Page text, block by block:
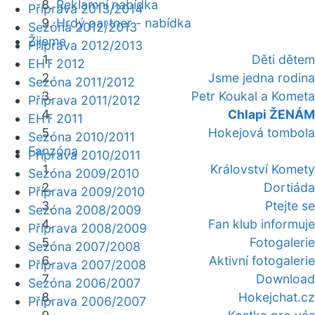
Reklamní nabídka
Hrdý partner - nabídka
Žijeme
Děti dětem
Jsme jedna rodina
Petr Koukal a Kometa
Chlapi ŽENÁM
Hokejová tombola
Fanzóna
Království Komety
Dortiáda
Ptejte se
Fan klub informuje
Fotogalerie
Aktivní fotogalerie
Download
Hokejchat.cz
Příprava 2013/2014
Sezóna 2012/2013
Příprava 2012/2013
EHT 2012
Sezóna 2011/2012
Příprava 2011/2012
EHT 2011
Sezóna 2010/2011
Příprava 2010/2011
Sezóna 2009/2010
Příprava 2009/2010
Sezóna 2008/2009
Příprava 2008/2009
Sezóna 2007/2008
Příprava 2007/2008
Sezóna 2006/2007
Příprava 2006/2007